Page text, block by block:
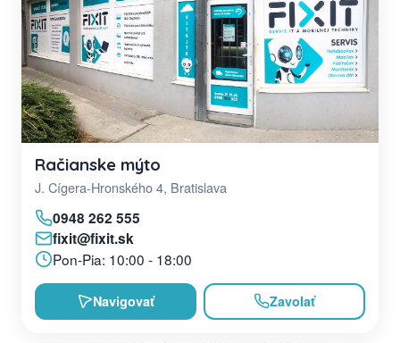
Račianske mýto
J. Cígera-Hronského 4, Bratislava
0948 262 555
fixit@fixit.sk
Pon-Pia: 10:00 - 18:00
Navigovať Zavolať